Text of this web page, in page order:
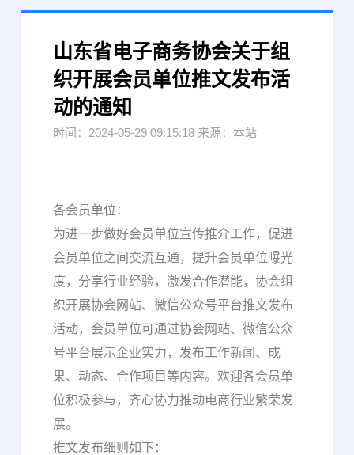
山东省电子商务协会关于组
织开展会员单位推文发布活
动的通知
时间：2024-05-29 09:15:18 来源：本站
各会员单位：
为进一步做好会员单位宣传推介工作，促进
会员单位之间交流互通，提升会员单位曝光
度，分享行业经验，激发合作潜能，协会组
织开展协会网站、微信公众号平台推文发布
活动，会员单位可通过协会网站、微信公众
号平台展示企业实力，发布工作新闻、成
果、动态、合作项目等内容。欢迎各会员单
位积极参与，齐心协力推动电商行业繁荣发
展。
推文发布细则如下：